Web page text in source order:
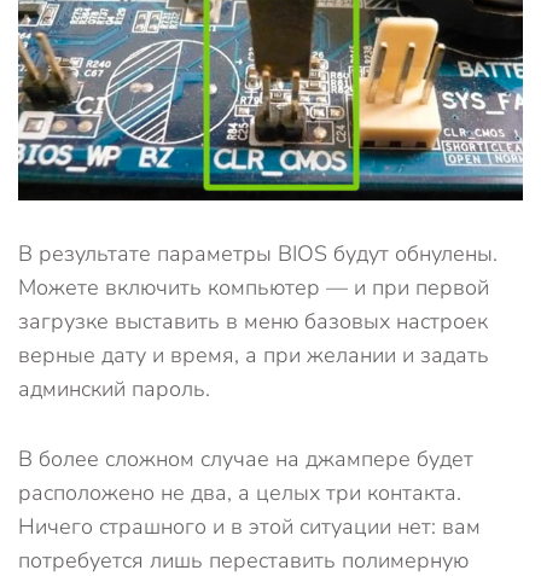
В результате параметры BIOS будут обнулены.
Можете включить компьютер — и при первой
загрузке выставить в меню базовых настроек
верные дату и время, а при желании и задать
админский пароль.
В более сложном случае на джампере будет
расположено не два, а целых три контакта.
Ничего страшного и в этой ситуации нет: вам
потребуется лишь переставить полимерную